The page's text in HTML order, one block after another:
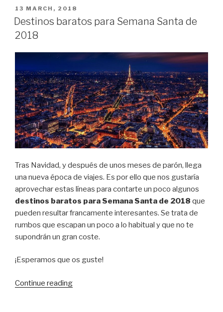
de
España
POSTED
ON
13 MARCH, 2018
Destinos baratos para Semana Santa de
2018
Tras Navidad, y después de unos meses de parón, llega
una nueva época de viajes. Es por ello que nos gustaría
aprovechar estas líneas para contarte un poco algunos
destinos baratos para Semana Santa de 2018 que
pueden resultar francamente interesantes. Se trata de
rumbos que escapan un poco a lo habitual y que no te
supondrán un gran coste.
¡Esperamos que os guste!
Continue reading“Destinos